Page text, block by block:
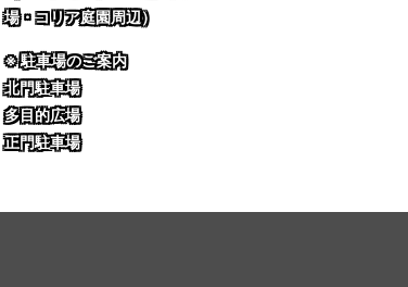
場・コリア庭園周辺）
※ 駐車場のご案内
北門駐車場
多目的広場
正門駐車場